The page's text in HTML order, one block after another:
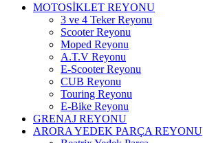
MOTOSİKLET REYONU
3 ve 4 Teker Reyonu
Scooter Reyonu
Moped Reyonu
A.T.V Reyonu
E-Scooter Reyonu
CUB Reyonu
Touring Reyonu
E-Bike Reyonu
GRENAJ REYONU
ARORA YEDEK PARÇA REYONU